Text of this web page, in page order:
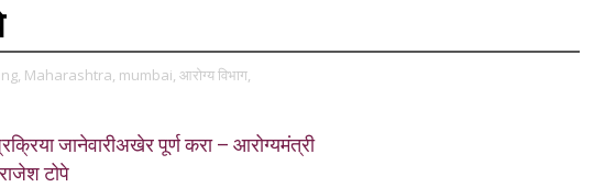
Maharashtra, mumbai, आरोग्य विभाग,
जानेवारीअखेर पूर्ण करा – आरोग्यमंत्री
राजेश टोपे